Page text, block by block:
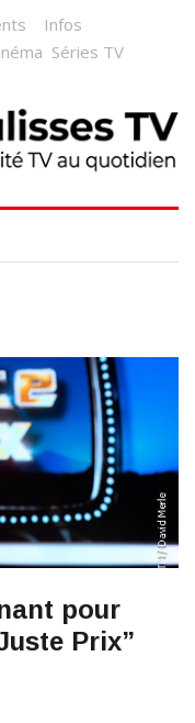
Infos
Séries TV
pour
Prix”